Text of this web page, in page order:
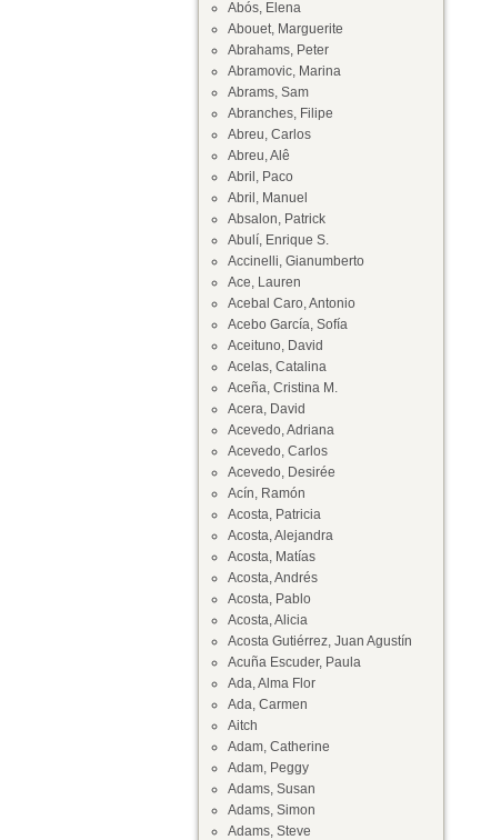
Abós, Elena
Abouet, Marguerite
Abrahams, Peter
Abramovic, Marina
Abrams, Sam
Abranches, Filipe
Abreu, Carlos
Abreu, Alê
Abril, Paco
Abril, Manuel
Absalon, Patrick
Abulí, Enrique S.
Accinelli, Gianumberto
Ace, Lauren
Acebal Caro, Antonio
Acebo García, Sofía
Aceituno, David
Acelas, Catalina
Aceña, Cristina M.
Acera, David
Acevedo, Adriana
Acevedo, Carlos
Acevedo, Desirée
Acín, Ramón
Acosta, Patricia
Acosta, Alejandra
Acosta, Matías
Acosta, Andrés
Acosta, Pablo
Acosta, Alicia
Acosta Gutiérrez, Juan Agustín
Acuña Escuder, Paula
Ada, Alma Flor
Ada, Carmen
Aitch
Adam, Catherine
Adam, Peggy
Adams, Susan
Adams, Simon
Adams, Steve